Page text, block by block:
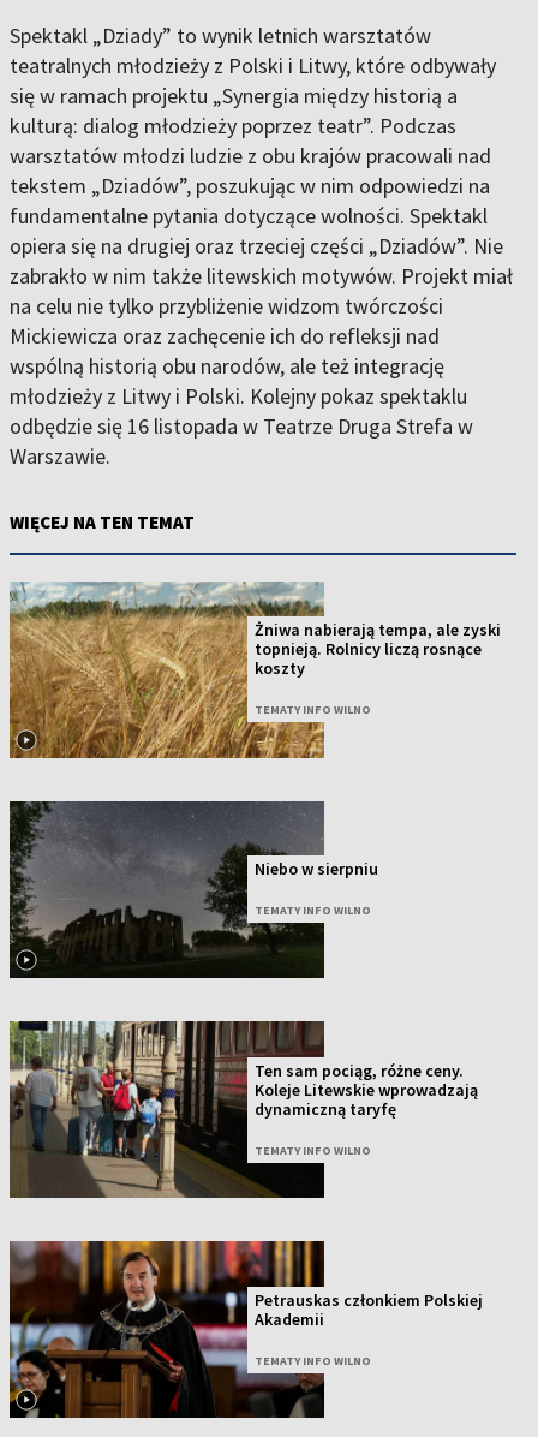
Spektakl „Dziady” to wynik letnich warsztatów
teatralnych młodzieży z Polski i Litwy, które odbywały
się w ramach projektu „Synergia między historią a
kulturą: dialog młodzieży poprzez teatr”. Podczas
warsztatów młodzi ludzie z obu krajów pracowali nad
tekstem „Dziadów”, poszukując w nim odpowiedzi na
fundamentalne pytania dotyczące wolności. Spektakl
opiera się na drugiej oraz trzeciej części „Dziadów”. Nie
zabrakło w nim także litewskich motywów. Projekt miał
na celu nie tylko przybliżenie widzom twórczości
Mickiewicza oraz zachęcenie ich do refleksji nad
wspólną historią obu narodów, ale też integrację
młodzieży z Litwy i Polski. Kolejny pokaz spektaklu
odbędzie się 16 listopada w Teatrze Druga Strefa w
Warszawie.
WIĘCEJ NA TEN TEMAT
Żniwa nabierają tempa, ale zyski
topnieją. Rolnicy liczą rosnące
koszty
TEMATY INFO WILNO
Niebo w sierpniu
TEMATY INFO WILNO
Ten sam pociąg, różne ceny.
Koleje Litewskie wprowadzają
dynamiczną taryfę
TEMATY INFO WILNO
Petrauskas członkiem Polskiej
Akademii
TEMATY INFO WILNO